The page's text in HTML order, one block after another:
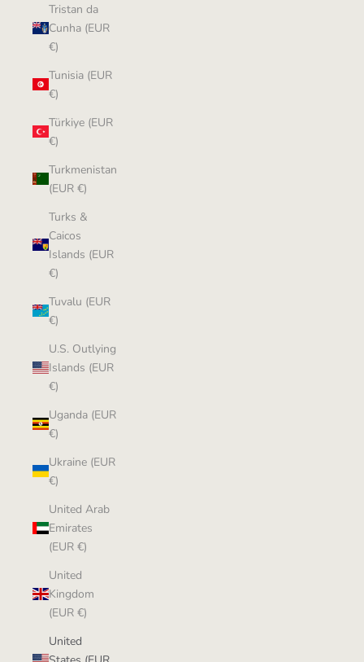
Tristan da
Cunha (EUR
€)
Tunisia (EUR
€)
Türkiye (EUR
€)
Turkmenistan
(EUR €)
Turks &
Caicos
Islands (EUR
€)
Tuvalu (EUR
€)
U.S. Outlying
Islands (EUR
€)
Uganda (EUR
€)
Ukraine (EUR
€)
United Arab
Emirates
(EUR €)
United
Kingdom
(EUR €)
United